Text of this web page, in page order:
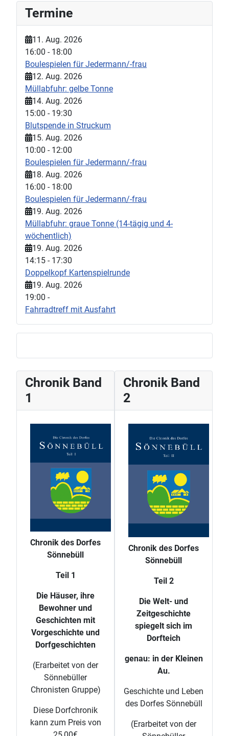
Termine
11. Aug. 2026
16:00 - 18:00
Boulespielen für Jedermann/-frau
12. Aug. 2026
Müllabfuhr: gelbe Tonne
14. Aug. 2026
15:00 - 19:30
Blutspende in Struckum
15. Aug. 2026
10:00 - 12:00
Boulespielen für Jedermann/-frau
18. Aug. 2026
16:00 - 18:00
Boulespielen für Jedermann/-frau
19. Aug. 2026
Müllabfuhr: graue Tonne (14-tägig und 4-
wöchentlich)
19. Aug. 2026
14:15 - 17:30
Doppelkopf Kartenspielrunde
19. Aug. 2026
19:00 -
Fahrradtreff mit Ausfahrt
Chronik Band
1
Chronik des Dorfes
Sönnebüll
Teil 1
Die Häuser, ihre
Bewohner und
Geschichten mit
Vorgeschichte und
Dorfgeschichten
(Erarbeitet von der
Sönnebüller
Chronisten Gruppe)
Diese Dorfchronik
kann zum Preis von
Chronik Band
2
Chronik des Dorfes
Sönnebüll
Teil 2
Die Welt- und
Zeitgeschichte
spiegelt sich im
Dorfteich
genau: in der Kleinen
Au.
Geschichte und Leben
des Dorfes Sönnebüll
(Erarbeitet von der